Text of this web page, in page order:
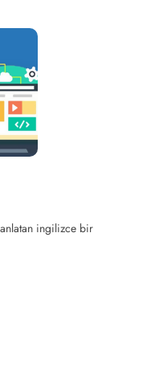
anlatan ingilizce bir